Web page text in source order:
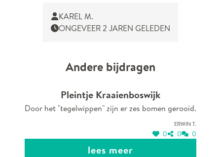
KAREL M.
ONGEVEER 2 JAREN GELEDEN
Andere bijdragen
Pleintje Kraaienboswijk
Door het "tegelwippen" zijn er zes bomen gerooid.
Erwin T.
0 0 0
lees meer